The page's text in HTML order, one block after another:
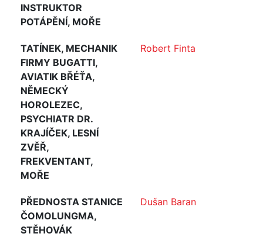
INSTRUKTOR
POTÁPĚNÍ, MOŘE
TATÍNEK, MECHANIK
FIRMY BUGATTI,
AVIATIK BŘÉŤA,
NĚMECKÝ
HOROLEZEC,
PSYCHIATR DR.
KRAJÍČEK, LESNÍ
ZVĚŘ,
FREKVENTANT,
MOŘE
Robert Finta
PŘEDNOSTA STANICE
ČOMOLUNGMA,
STĚHOVÁK
Dušan Baran